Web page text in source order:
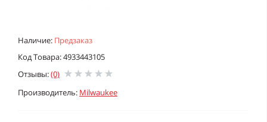
Наличие: Предзаказ
Код Товара: 4933443105
Отзывы:(0)
Производитель: Milwaukee